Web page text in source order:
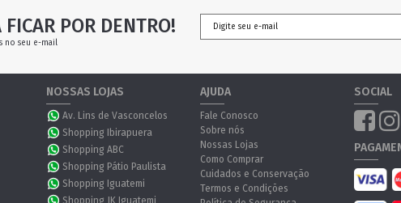
POR DENTRO!
no seu e-mail
NOSSAS LOJAS
Av. Lins de Vasconcelos
Shopping Ibirapuera
Shopping ABC
Shopping Pátio Paulista
Shopping Iguatemi
Shopping JK Iguatemi
AJUDA
Fale Conosco
Sobre nós
Nossas Lojas
Como Comprar
Cuidados e Conservação
Termos e Condições
SOCIAL